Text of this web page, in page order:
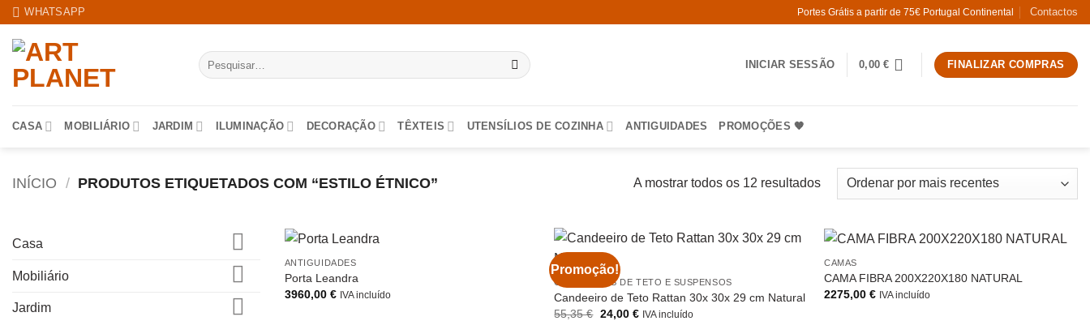
Skip
content
WHATSAPP Portes Grátis a partir de 75€ Portugal Continental Contactos
Pesquisar
por:
INICIAR SESSÃO 0,00€ FINALIZAR COMPRAS
CASA MOBILIÁRIO JARDIM ILUMINAÇÃO DECORAÇÃO TÊXTEIS UTENSÍLIOS DE COZINHA ANTIGUIDADES PROMOÇÕES 🧡
INÍCIO / PRODUTOS ETIQUETADOS COM “ESTILO ÉTNICO” A mostrar todos os 12 resultadosOrdenado
por
recentes
Casa
Mobiliário
Jardim
ANTIGUIDADES
Porta Leandra
3960,00 € IVA incluído
Promoção!
CANDEEIROS DE TETO E SUSPENSOS
Candeeiro de Teto Rattan 30x 30x 29 cm Natural
55,35€ O
24,00 €OIVA incluído
CAMAS
CAMA FIBRA 200X220X180 NATURAL
2275,00€ IVA incluído